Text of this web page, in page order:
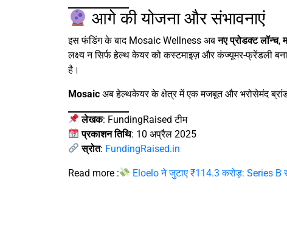
आगे की योजना और संभावनाएं
इस फंडिंग के बाद Mosaic Wellness अबनए प्रोडक्ट लॉन्च,
लक्ष्य न सिर्फ हेल्थ केयर को कस्टमाइज़ और कंज्यूमर-फ्रेंडली
है।
Mosaic अब हेल्थकेयर के क्षेत्र में एक मजबूत और भरोसेमंद
लेखक: FundingRaised टीम
प्रकाशन तिथि: 10 अप्रैल 2025
स्रोत: FundingRaised.in
Read more : Eloelo ने जुटाए ₹114.3 करोड़: Series B